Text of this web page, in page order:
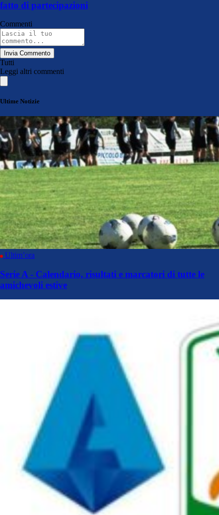
fatto di partecipazioni
Commenti
Invia Commento
Tutti
Leggi altri commenti
Ultime Notizie
Ultim’ora
Serie A - Calendario, risultati e marcatori di tutte le
amichevoli estive